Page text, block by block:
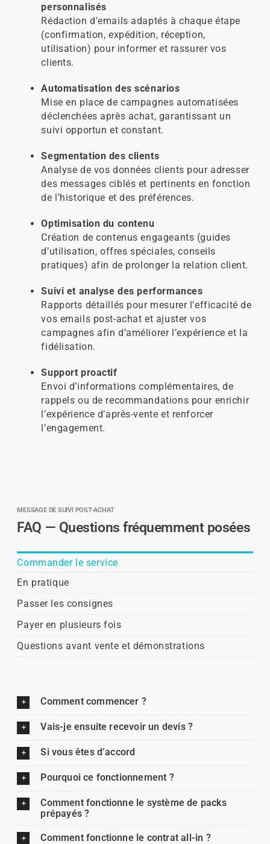
personnalisés
Rédaction d’emails adaptés à chaque étape
(confirmation, expédition, réception,
utilisation) pour informer et rassurer vos
clients.
Automatisation des scénarios
Mise en place de campagnes automatisées
déclenchées après achat, garantissant un
suivi opportun et constant.
Segmentation des clients
Analyse de vos données clients pour adresser
des messages ciblés et pertinents en fonction
de l’historique et des préférences.
Optimisation du contenu
Création de contenus engageants (guides
d’utilisation, offres spéciales, conseils
pratiques) afin de prolonger la relation client.
Suivi et analyse des performances
Rapports détaillés pour mesurer l’efficacité de
vos emails post-achat et ajuster vos
campagnes afin d’améliorer l’expérience et la
fidélisation.
Support proactif
Envoi d’informations complémentaires, de
rappels ou de recommandations pour enrichir
l’expérience d’après-vente et renforcer
l’engagement.
MESSAGE DE SUIVI POST-ACHAT
FAQ — Questions fréquemment posées
Commander le service
En pratique
Passer les consignes
Payer en plusieurs fois
Questions avant vente et démonstrations
Comment commencer ?
Vais-je ensuite recevoir un devis ?
Si vous êtes d’accord
Pourquoi ce fonctionnement ?
Comment fonctionne le système de packs
prépayés ?
Comment fonctionne le contrat all-in ?